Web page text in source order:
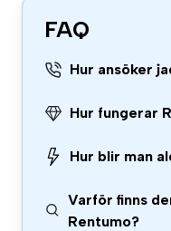
FAQ
Hur ansöker
Hur fungerar
Hur blir man
Varför finns
Rentumo?